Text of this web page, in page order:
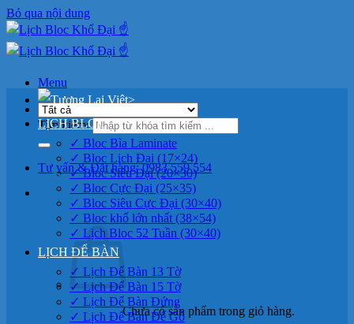
Bỏ qua nội dung
Menu
Tìm kiếm:
Tư vấn & Đặt hàng: 0983 559 554
0
Chưa có sản phẩm trong giỏ hàng.
>
LỊCH BLOC
✓ Bloc Bìa Laminate
✓ Bloc Lịch Đại (17×24)
✓ Bloc Siêu Đại (20×30)
✓ Bloc Cực Đại (25×35)
✓ Bloc Siêu Cực Đại (30×40)
✓ Bloc khổ lớn nhất (38×54)
✓ Lịch Bloc 52 Tuần (30×40)
LỊCH ĐỂ BÀN
✓ Lịch Để Bàn 13 Tờ
✓ Lịch Để Bàn 15 Tờ
✓ Lịch Để Bàn Đứng
✓ Lịch Để Bàn Đế Gỗ